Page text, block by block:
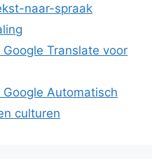
naar-spraak
Translate voor
Automatisch
culturen